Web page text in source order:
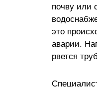
почву или
это
аварии.
рвется